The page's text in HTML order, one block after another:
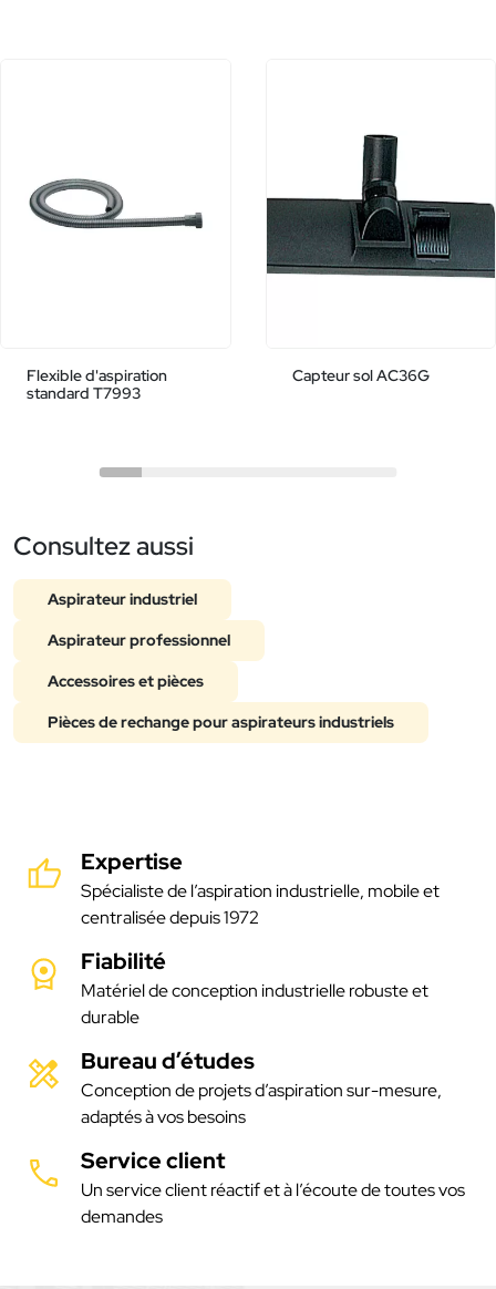
Flexible d'aspiration
standard T7993
Capteur sol AC36G
Consultez aussi
Aspirateur industriel
Aspirateur professionnel
Accessoires et pièces
Pièces de rechange pour aspirateurs industriels
Expertise
Spécialiste de l’aspiration industrielle, mobile et
centralisée depuis 1972
Fiabilité
Matériel de conception industrielle robuste et
durable
Bureau d’études
Conception de projets d’aspiration sur-mesure,
adaptés à vos besoins
Service client
Un service client réactif et à l’écoute de toutes vos
demandes